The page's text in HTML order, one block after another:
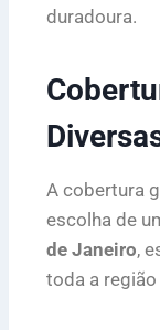
duradoura.
A cobertura
escolha de
de Janeiro,
toda a